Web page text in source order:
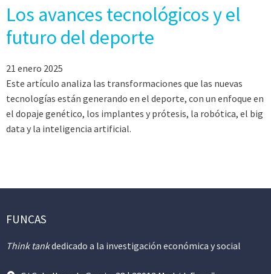
Los avances tecnológicos y el
futuro del deporte
21 enero 2025
Este artículo analiza las transformaciones que las nuevas
tecnologías están generando en el deporte, con un enfoque en
el dopaje genético, los implantes y prótesis, la robótica, el big
data y la inteligencia artificial.
FUNCAS
Think tankdedicado a la investigación económica y social